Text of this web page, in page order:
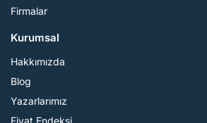
Firmalar
Kurumsal
Hakkımızda
Blog
Yazarlarımız
Fiyat Endeksi